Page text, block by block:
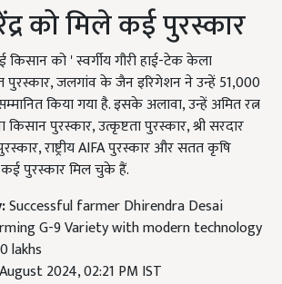
को मिले कई पुरस्कार
किसान को ' स्वर्गीय गौरी हाई-टेक केला
पुरस्कार, जलगांव के जैन इरिगेशन ने उन्हें 51,000
किया गया है. इसके अलावा, उन्हें अमित रत्न
किसान पुरस्कार, उत्कृष्टता पुरस्कार, श्री सरदार
राष्ट्रीय AIFA पुरस्कार और सतत कृषि
पुरस्कार मिल चुके हैं.
Successful farmer Dhirendra Desai
G-9 Variety with modern technology
lakhs
2024, 02:21 PM IST